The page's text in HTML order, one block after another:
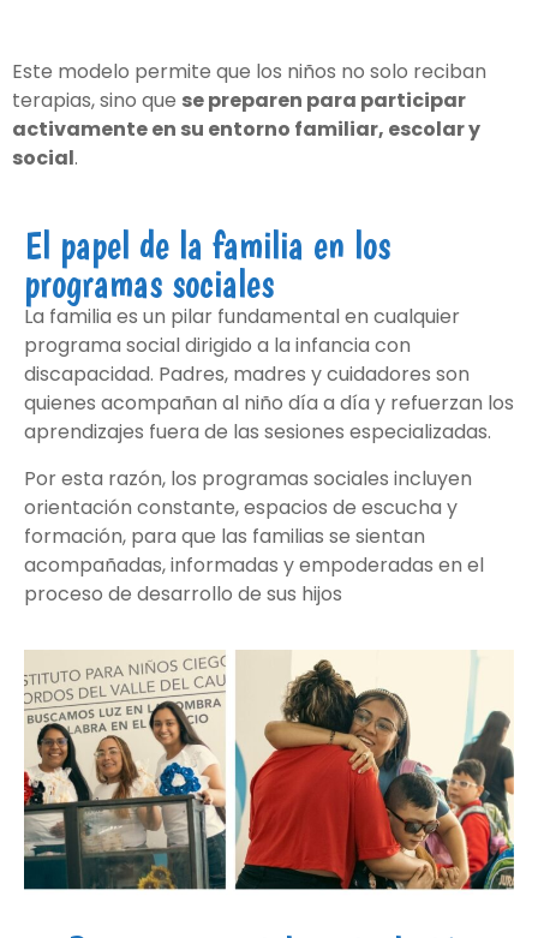
Este modelo permite que los niños no solo reciban
terapias, sino que se preparen para participar
activamente en su entorno familiar, escolar y
social.
El papel de la familia en los
programas sociales
La familia es un pilar fundamental en cualquier
programa social dirigido a la infancia con
discapacidad. Padres, madres y cuidadores son
quienes acompañan al niño día a día y refuerzan los
aprendizajes fuera de las sesiones especializadas.
Por esta razón, los programas sociales incluyen
orientación constante, espacios de escucha y
formación, para que las familias se sientan
acompañadas, informadas y empoderadas en el
proceso de desarrollo de sus hijos